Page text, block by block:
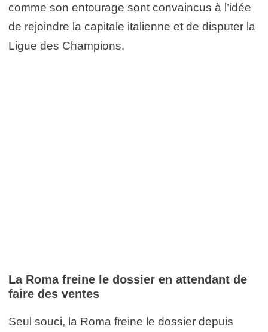
comme son entourage sont convaincus à l’idée
de rejoindre la capitale italienne et de disputer la
Ligue des Champions.
La Roma freine le dossier en attendant de
faire des ventes
Seul souci, la Roma freine le dossier depuis